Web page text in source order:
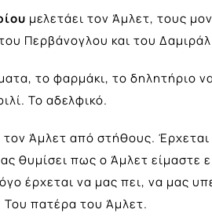
μελετάει τον Άμλετ, τους
Περβάνογλου και του
το φαρμάκι, το δηλητήριο
Το αδελφικό.
Άμλετ από στήθους.
θυμίσει πως ο Άμλετ είμαστε
έρχεται να μας πει, να μας
πατέρα του Άμλετ.